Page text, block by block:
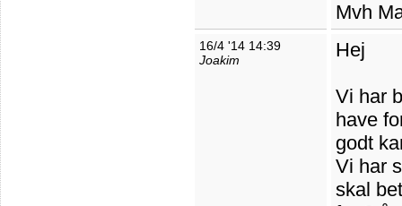
Mvh
16/4 '14 14:39
Joakim
Hej
Vi har
have
godt
Vi har
skal